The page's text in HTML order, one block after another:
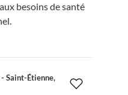
besoins de santé
Saint-Étienne,